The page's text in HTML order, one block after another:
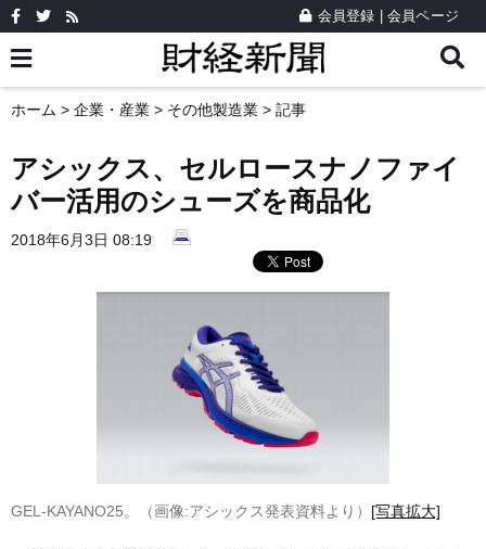
会員登録 会員ページ
ホーム > 企業・産業 > その他製造業 > 記事
アシックス、セルロースナノファイ
バー活用のシューズを商品化
2018年6月3日 08:19
GEL-KAYANO25。（画像:アシックス発表資料より） [写真拡大]